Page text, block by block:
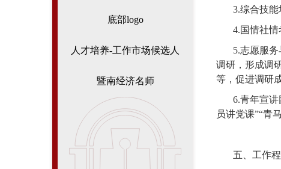
底部logo
人才培养-工作市场候选人
暨南经济名师
3.综合技能
4.国情社情
5.志愿服务
调研，形成调
等，促进调研
6.青年宣讲
员讲党课”“青
五、工作